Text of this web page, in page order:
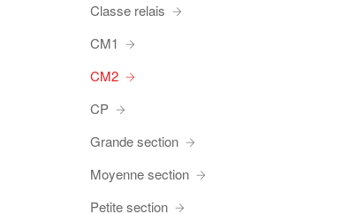
Classe relais
CM1
CM2
CP
Grande section
Moyenne section
Petite section